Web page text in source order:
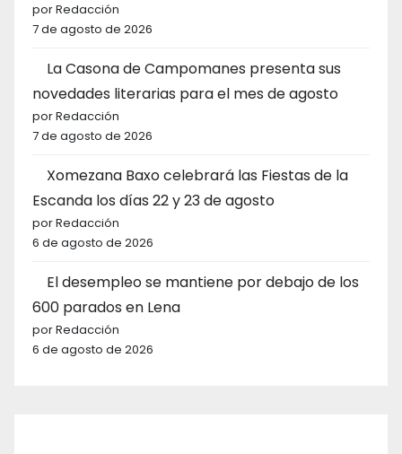
por Redacción
7 de agosto de 2026
La Casona de Campomanes presenta sus
novedades literarias para el mes de agosto
por Redacción
7 de agosto de 2026
Xomezana Baxo celebrará las Fiestas de la
Escanda los días 22 y 23 de agosto
por Redacción
6 de agosto de 2026
El desempleo se mantiene por debajo de los
600 parados en Lena
por Redacción
6 de agosto de 2026